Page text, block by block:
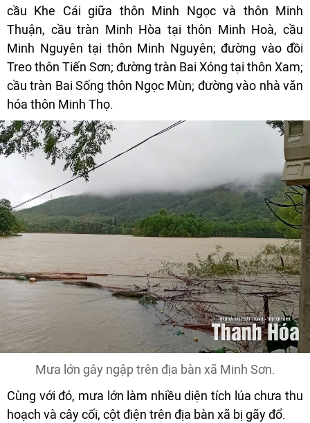
cầu Khe Cái giữa thôn Minh Ngọc và thôn Minh
Thuận, cầu tràn Minh Hòa tại thôn Minh Hoà, cầu
Minh Nguyên tại thôn Minh Nguyên; đường vào đồi
Treo thôn Tiến Sơn; đường tràn Bai Xóng tại thôn Xam;
cầu tràn Bai Sống thôn Ngọc Mùn; đường vào nhà văn
hóa thôn Minh Thọ.
Mưa lớn gây ngập trên địa bàn xã Minh Sơn.
Cùng với đó, mưa lớn làm nhiều diện tích lúa chưa thu
hoạch và cây cối, cột điện trên địa bàn xã bị gãy đổ.